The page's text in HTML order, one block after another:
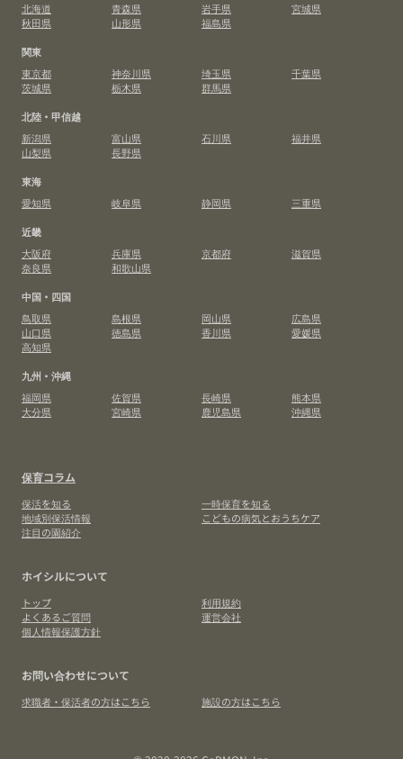
北海道
青森県 岩手県
宮城県
秋田県
山形県
福島県
関東
東京都
神奈川県 埼玉県
千葉県
茨城県
栃木県
群馬県
北陸・甲信越
新潟県
富山県 石川県
福井県
山梨県
長野県
東海
愛知県
岐阜県 静岡県
三重県
近畿
大阪府
兵庫県 京都府
滋賀県
奈良県
和歌山県
中国・四国
鳥取県
島根県 岡山県
広島県
山口県
徳島県 香川県
愛媛県
高知県
九州・沖縄
福岡県
佐賀県 長崎県
熊本県
大分県
宮崎県 鹿児島県 沖縄県
保育コラム
保活を知る
一時保育を知る
地域別保活情報
こどもの病気とおうちケア
注目の園紹介
ホイシルについて
トップ
利用規約
よくあるご質問
運営会社
個人情報保護方針
お問い合わせについて
求職者・保活者の方はこちら 施設の方はこちら